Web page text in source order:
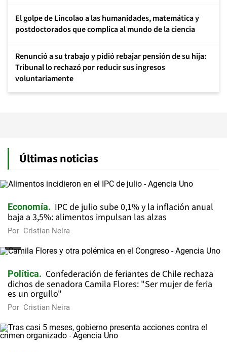
El golpe de Lincolao a las humanidades, matemática y
postdoctorados que complica al mundo de la ciencia
Renunció a su trabajo y pidió rebajar pensión de su hija:
Tribunal lo rechazó por reducir sus ingresos
voluntariamente
Últimas noticias
Economía
IPC de julio sube 0,1% y la inflación anual
baja a 3,5%: alimentos impulsan las alzas
Por Cristian Neira
Política
Confederación de feriantes de Chile rechaza
dichos de senadora Camila Flores: "Ser mujer de feria
es un orgullo"
Por Cristian Neira